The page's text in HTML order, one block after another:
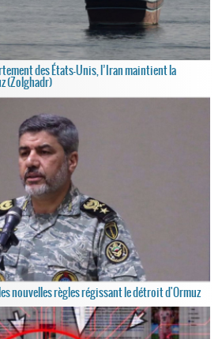
des États-Unis, l’Iran maintient la
(Zolghadr)
nouvelles règles régissant le détroit d'Ormuz